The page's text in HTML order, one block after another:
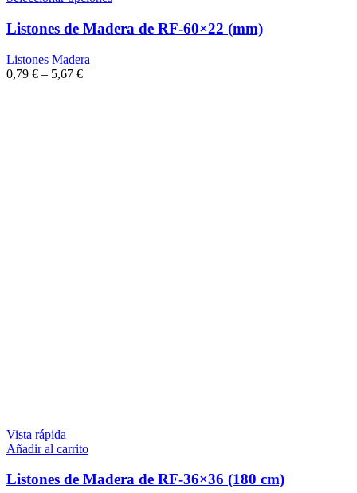
Listones de Madera de RF-60×22 (mm)
Listones Madera
0,79 € – 5,67 €
Vista rápida
Añadir al carrito
Listones de Madera de RF-36×36 (180 cm)